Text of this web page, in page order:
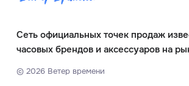
Сеть официальных точек продаж
часовых брендов и аксессуаров на
© 2026Ветер времени